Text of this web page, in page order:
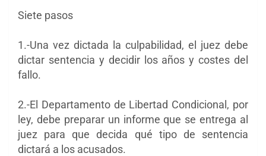
Siete pasos
1.-Una vez dictada la culpabilidad, el juez debe
dictar sentencia y decidir los años y costes del
fallo.
2.-El Departamento de Libertad Condicional, por
ley, debe preparar un informe que se entrega al
juez para que decida qué tipo de sentencia
dictará a los acusados.